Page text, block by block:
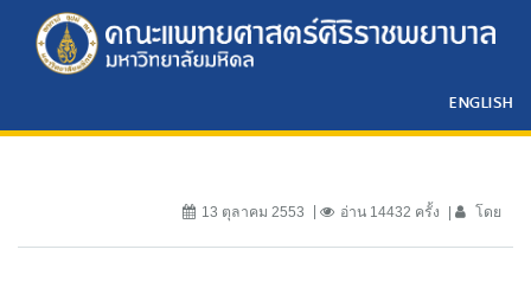
ENGLISH
13 ตุลาคม 2553 อ่าน 14432 ครั้ง โดย